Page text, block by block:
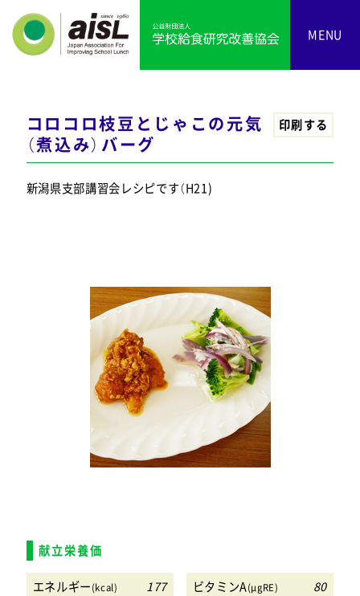
MENU
コロコロ枝豆とじゃこの元気
（煮込み）バーグ
印刷する
新潟県支部講習会レシピです（H21)
献立栄養価
エネルギー(kcal) 177 ビタミンA(μgRE)
80